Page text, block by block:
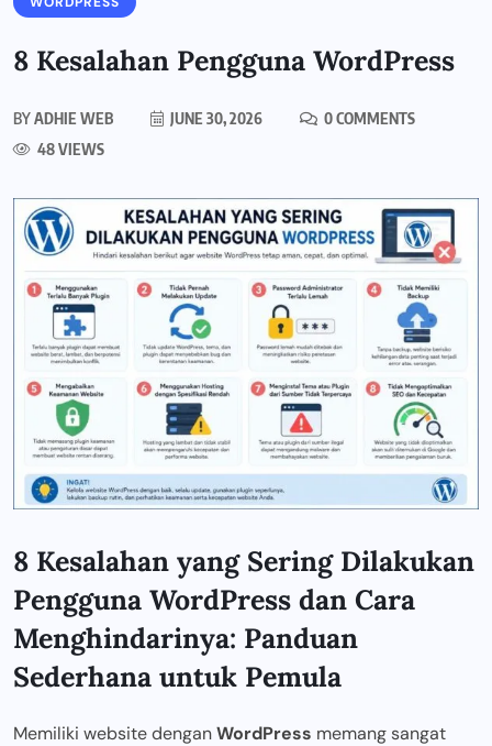
8 Kesalahan Pengguna WordPress
BYADHIE WEB JUNE 30, 2026
0 COMMENTS
48 VIEWS
8 Kesalahan yang Sering Dilakukan
Pengguna WordPress dan Cara
Menghindarinya: Panduan
Sederhana untuk Pemula
Memiliki website denganWordPress memang sangat